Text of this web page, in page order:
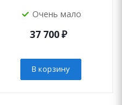
Очень мало
37 700₽
В корзину